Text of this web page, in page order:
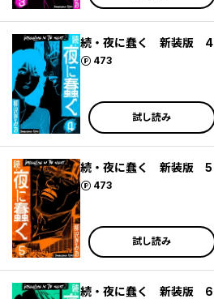
続・夜に蠢く 新装版 4
473
ポイント
試し読み
続・夜に蠢く 新装版 5
473
ポイント
試し読み
続・夜に蠢く 新装版 6